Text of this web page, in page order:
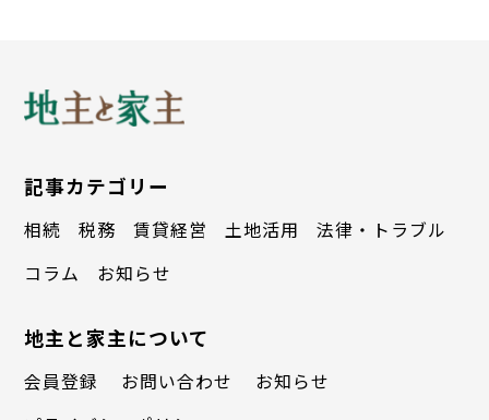
▲総戸数１万戸の超大型物件、ビンホーム
ズ・セントラルパーク
記事カテゴリー
相続 税務 賃貸経営 土地活用
法律・トラブル
コラム
お知らせ
地主と家主について
会員登録 お問い合わせ
お知らせ